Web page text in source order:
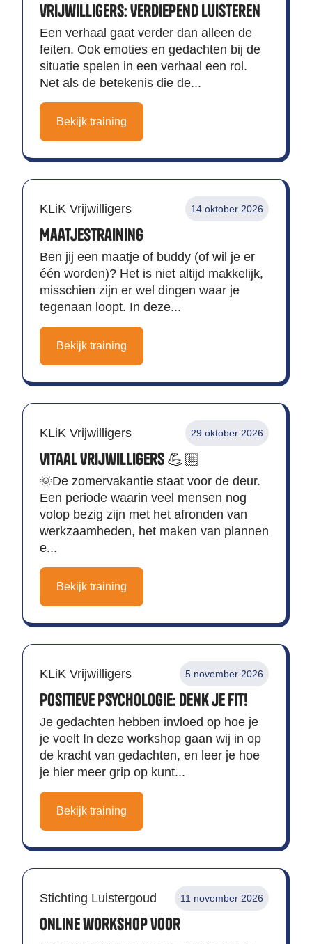
vrijwilligers: Verdiepend luisteren
Een verhaal gaat verder dan alleen de
feiten. Ook emoties en gedachten bij de
situatie spelen in een verhaal een rol.
Net als de betekenis die de...
Bekijk training
KLiK Vrijwilligers 14 oktober 2026
Maatjestraining
Ben jij een maatje of buddy (of wil je er
één worden)? Het is niet altijd makkelijk,
misschien zijn er wel dingen waar je
tegenaan loopt. In deze...
Bekijk training
KLiK Vrijwilligers 29 oktober 2026
Vitaal Vrijwilligers 💪🏼
🌞De zomervakantie staat voor de deur.
Een periode waarin veel mensen nog
volop bezig zijn met het afronden van
werkzaamheden, het maken van plannen
e...
Bekijk training
KLiK Vrijwilligers 5 november 2026
Positieve psychologie: denk je fit!
Je gedachten hebben invloed op hoe je
je voelt In deze workshop gaan wij in op
de kracht van gedachten, en leer je hoe
je hier meer grip op kunt...
Bekijk training
Stichting Luistergoud 11 november 2026
Online workshop voor